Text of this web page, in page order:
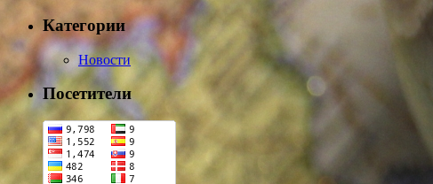
Категории
Новости
Посетители